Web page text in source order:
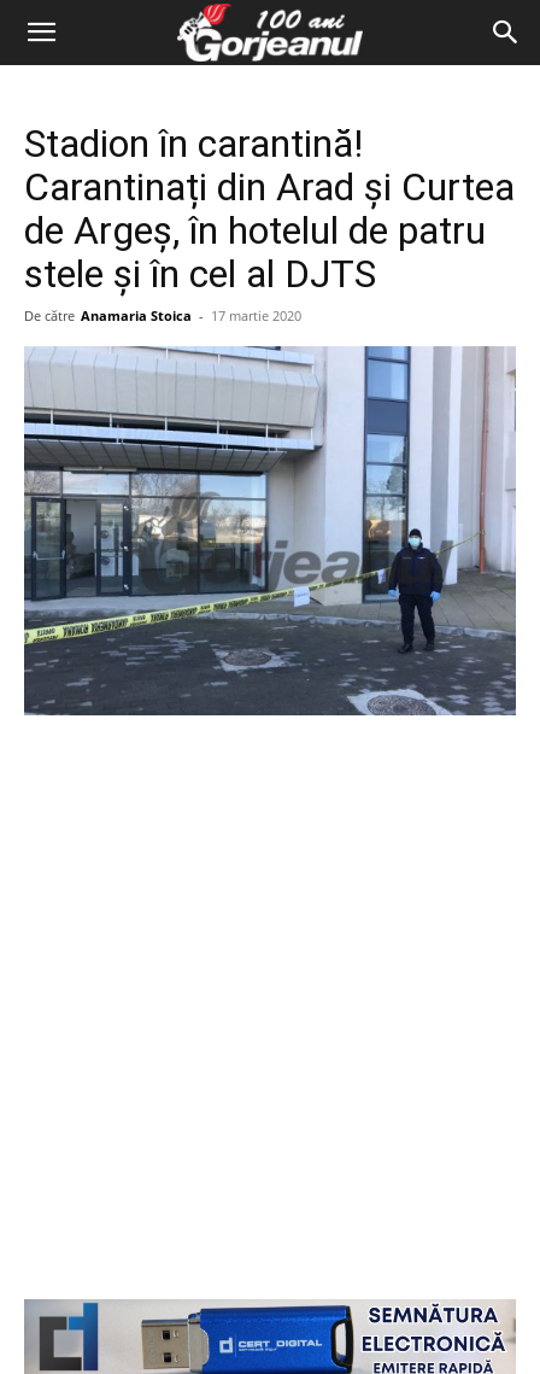
Stadion în carantină!
Carantinați din Arad și Curtea
de Argeș, în hotelul de patru
stele și în cel al DJTS
De către Anamaria Stoica - 17 martie 2020